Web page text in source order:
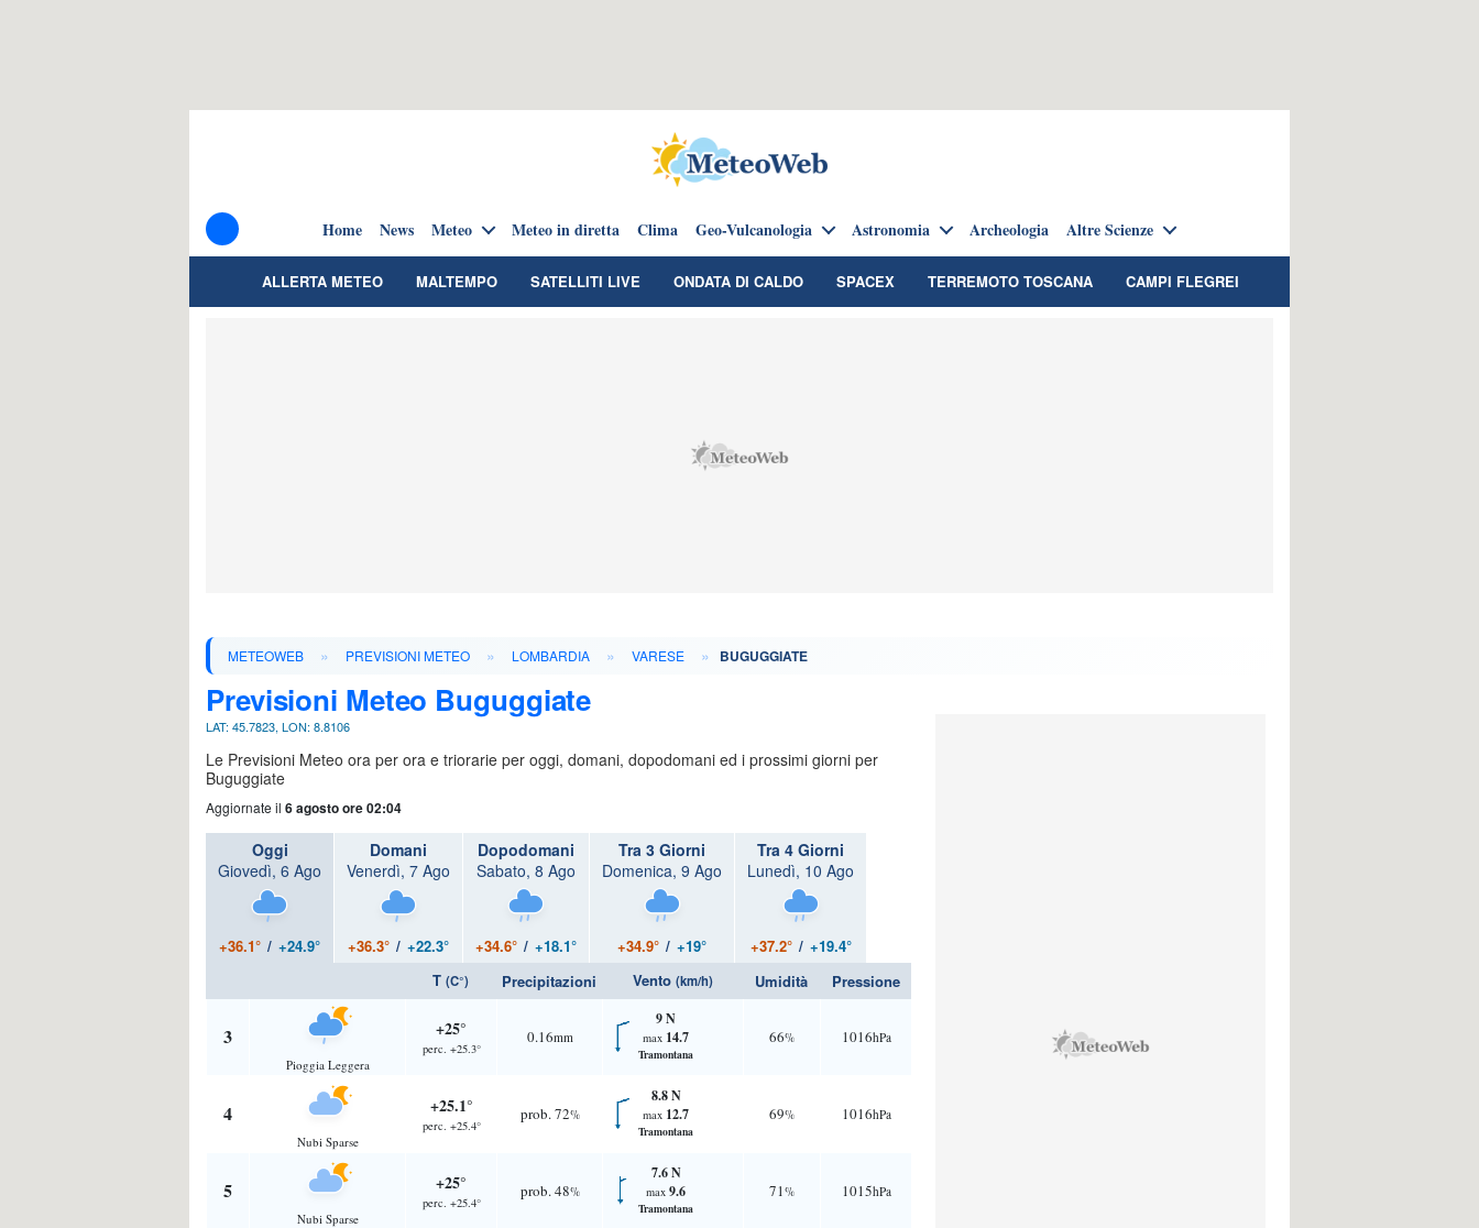
Home News Meteo Meteo in diretta Clima Geo-Vulcanologia Astronomia Archeologia Altre Scienze
ALLERTA METEO MALTEMPO SATELLITI LIVE ONDATA DI CALDO SPACEX TERREMOTO TOSCANA CAMPI FLEGREI
METEOWEB » PREVISIONI METEO » LOMBARDIA » VARESE » BUGUGGIATE
Previsioni Meteo Buguggiate
LAT: 45.7823, LON: 8.8106
Le Previsioni Meteo ora per ora e triorarie per oggi, domani, dopodomani ed i prossimi giorni per
Buguggiate
Aggiornate il 6 agosto ore 02:04
Oggi
Giovedì, 6 Ago
+36.1° / +24.9°
Domani
Venerdì, 7 Ago
+36.3° / +22.3°
Dopodomani
Sabato, 8 Ago
+34.6° / +18.1°
Tra 3 Giorni
Domenica, 9 Ago
+34.9° / +19°
Tra 4 Giorni
Lunedì, 10 Ago
+37.2° / +19.4°
T (C°) Precipitazioni Vento (km/h) Umidità Pressione
3
Pioggia Leggera
+25°
perc. +25.3°
0.16mm
9 N
max 14.7
Tramontana
66% 1016hPa
4
Nubi Sparse
+25.1°
perc. +25.4°
prob. 72%
8.8 N
max 12.7
Tramontana
69% 1016hPa
5
Nubi Sparse
+25°
perc. +25.4°
prob. 48%
7.6 N
max 9.6
Tramontana
71% 1015hPa